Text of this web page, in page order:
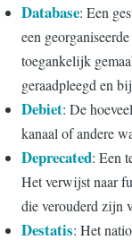
Database: Een
een
toegankelijk
geraadpleegd en
Debiet: De
kanaal of andere
Deprecated: Een
Het verwijst naar
die verouderd zijn
Destatis: Het